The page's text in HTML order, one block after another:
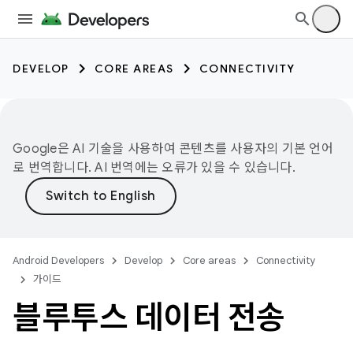
DEVELOP CORE AREAS CONNECTIVITY
Google은 AI 기술을 사용하여 콘텐츠를 사용자의 기본 언어
로 번역합니다. AI 번역에는 오류가 있을 수 있습니다.
Android Developers Develop Core areas
Connectivity
가이드
블루투스 데이터 전송